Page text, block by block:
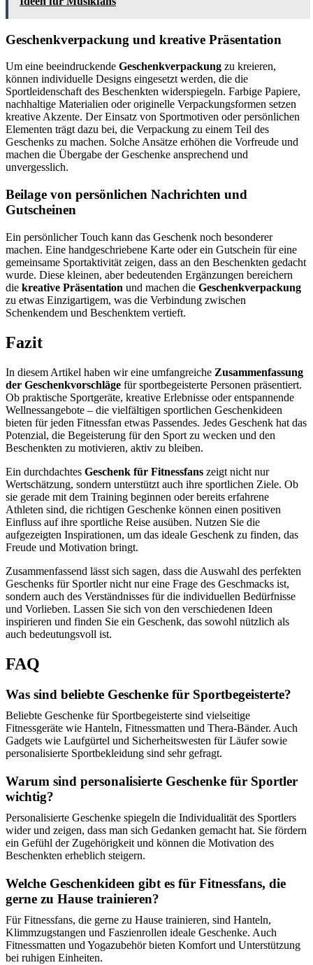
Geschenkverpackung und kreative Präsentation
Um eine beeindruckende Geschenkverpackung zu kreieren,
können individuelle Designs eingesetzt werden, die die
Sportleidenschaft des Beschenkten widerspiegeln. Farbige Papiere,
nachhaltige Materialien oder originelle Verpackungsformen setzen
kreative Akzente. Der Einsatz von Sportmotiven oder persönlichen
Elementen trägt dazu bei, die Verpackung zu einem Teil des
Geschenks zu machen. Solche Ansätze erhöhen die Vorfreude und
machen die Übergabe der Geschenke ansprechend und
unvergesslich.
Beilage von persönlichen Nachrichten und
Gutscheinen
Ein persönlicher Touch kann das Geschenk noch besonderer
machen. Eine handgeschriebene Karte oder ein Gutschein für eine
gemeinsame Sportaktivität zeigen, dass an den Beschenkten gedacht
wurde. Diese kleinen, aber bedeutenden Ergänzungen bereichern
die kreative Präsentation und machen die Geschenkverpackung
zu etwas Einzigartigem, was die Verbindung zwischen
Schenkendem und Beschenktem vertieft.
Fazit
In diesem Artikel haben wir eine umfangreiche Zusammenfassung
der Geschenkvorschläge für sportbegeisterte Personen präsentiert.
Ob praktische Sportgeräte, kreative Erlebnisse oder entspannende
Wellnessangebote – die vielfältigen sportlichen Geschenkideen
bieten für jeden Fitnessfan etwas Passendes. Jedes Geschenk hat das
Potenzial, die Begeisterung für den Sport zu wecken und den
Beschenkten zu motivieren, aktiv zu bleiben.
Ein durchdachtes Geschenk für Fitnessfans zeigt nicht nur
Wertschätzung, sondern unterstützt auch ihre sportlichen Ziele. Ob
sie gerade mit dem Training beginnen oder bereits erfahrene
Athleten sind, die richtigen Geschenke können einen positiven
Einfluss auf ihre sportliche Reise ausüben. Nutzen Sie die
aufgezeigten Inspirationen, um das ideale Geschenk zu finden, das
Freude und Motivation bringt.
Zusammenfassend lässt sich sagen, dass die Auswahl des perfekten
Geschenks für Sportler nicht nur eine Frage des Geschmacks ist,
sondern auch des Verständnisses für die individuellen Bedürfnisse
und Vorlieben. Lassen Sie sich von den verschiedenen Ideen
inspirieren und finden Sie ein Geschenk, das sowohl nützlich als
auch bedeutungsvoll ist.
FAQ
Was sind beliebte Geschenke für Sportbegeisterte?
Beliebte Geschenke für Sportbegeisterte sind vielseitige
Fitnessgeräte wie Hanteln, Fitnessmatten und Thera-Bänder. Auch
Gadgets wie Laufgürtel und Sicherheitswesten für Läufer sowie
personalisierte Sportbekleidung sind sehr gefragt.
Warum sind personalisierte Geschenke für Sportler
wichtig?
Personalisierte Geschenke spiegeln die Individualität des Sportlers
wider und zeigen, dass man sich Gedanken gemacht hat. Sie fördern
ein Gefühl der Zugehörigkeit und können die Motivation des
Beschenkten erheblich steigern.
Welche Geschenkideen gibt es für Fitnessfans, die
gerne zu Hause trainieren?
Für Fitnessfans, die gerne zu Hause trainieren, sind Hanteln,
Klimmzugstangen und Faszienrollen ideale Geschenke. Auch
Fitnessmatten und Yogazubehör bieten Komfort und Unterstützung
bei ruhigen Einheiten.